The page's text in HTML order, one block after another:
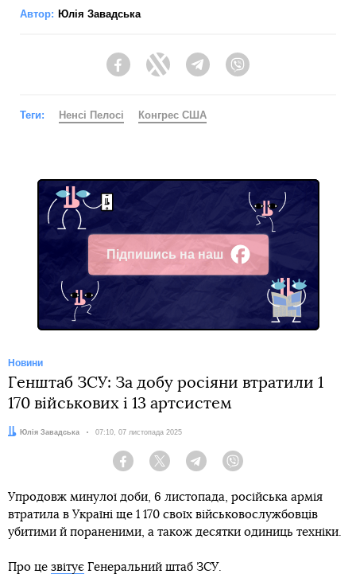
Автор: Юлія Завадська
FacebookTwitter Telegram
Теги: Ненсі Пелосі Конгрес США
Підпишись на наш
Facebook
Новини
Генштаб ЗСУ: За добу росіяни втратили 1
170 військових і 13 артсистем
Автор:Юлія Завадська Дата:
07:10, 07 листопада 2025
Facebook Twitter Telegram
Упродовж минулої доби, 6 листопада, російська армія
втратила в Україні ще 1 170 своїх військовослужбовців
убитими й пораненими, а також десятки одиниць техніки.
Про це звітує Генеральний штаб ЗСУ.